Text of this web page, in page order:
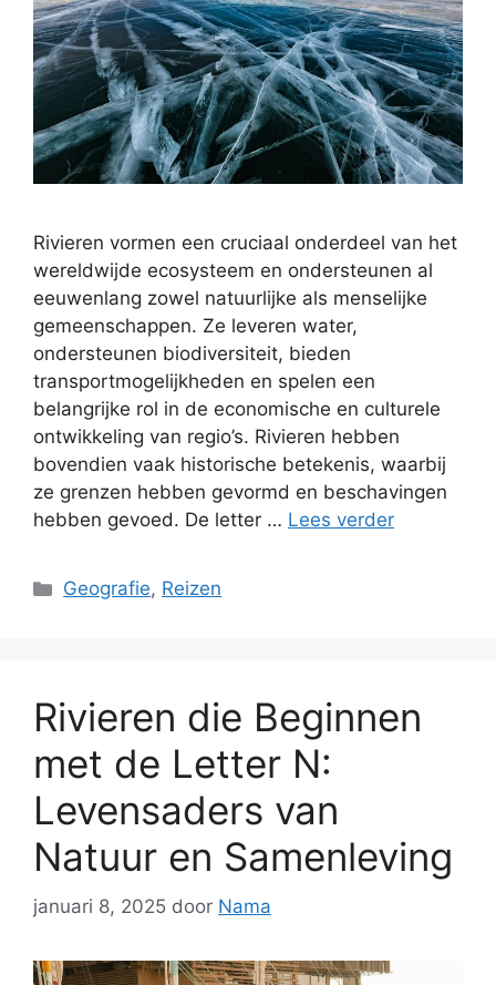
Rivieren vormen een cruciaal onderdeel van het
wereldwijde ecosysteem en ondersteunen al
eeuwenlang zowel natuurlijke als menselijke
gemeenschappen. Ze leveren water,
ondersteunen biodiversiteit, bieden
transportmogelijkheden en spelen een
belangrijke rol in de economische en culturele
ontwikkeling van regio’s. Rivieren hebben
bovendien vaak historische betekenis, waarbij
ze grenzen hebben gevormd en beschavingen
hebben gevoed. De letter … Lees verder
Categorieën
Geografie, Reizen
Rivieren die Beginnen
met de Letter N:
Levensaders van
Natuur en Samenleving
januari 8, 2025 door Nama